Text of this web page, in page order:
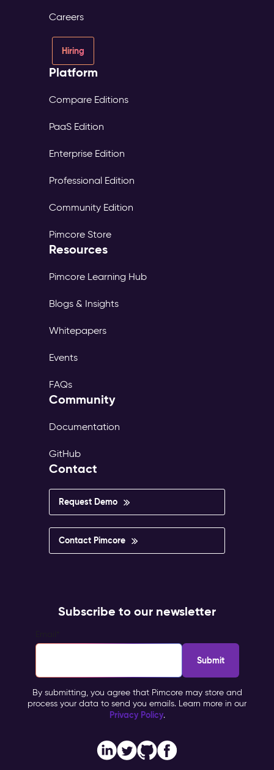
Careers
Hiring
Platform
Compare Editions
PaaS Edition
Enterprise Edition
Professional Edition
Community Edition
Pimcore Store
Resources
Pimcore Learning Hub
Blogs & Insights
Whitepapers
Events
FAQs
Community
Documentation
GitHub
Contact
Request Demo
Contact Pimcore
Subscribe to our newsletter
By submitting, you agree that Pimcore may store and
process your data to send you emails. Learn more in our
Privacy Policy.